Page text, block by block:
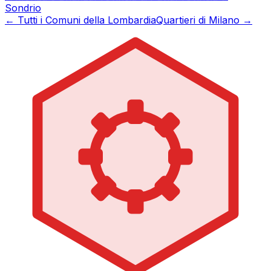
Sondrio
← Tutti i Comuni della LombardiaQuartieri di Milano →